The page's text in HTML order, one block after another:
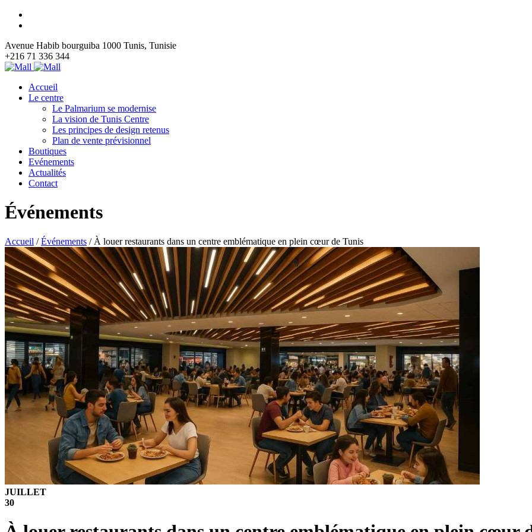
Avenue Habib bourguiba 1000 Tunis, Tunisie
+216 71 336 344
Accueil
Le centre
Le Palmarium se modernise
La vision de Tunis Centre
Les principes de design retenus
Plan de vente prévisionnel
Boutiques
Evénements
Actualités
Contact
Événements
Accueil /Événements / À louer restaurants dans un centre emblématique en plein cœur de Tunis
JUILLET
30